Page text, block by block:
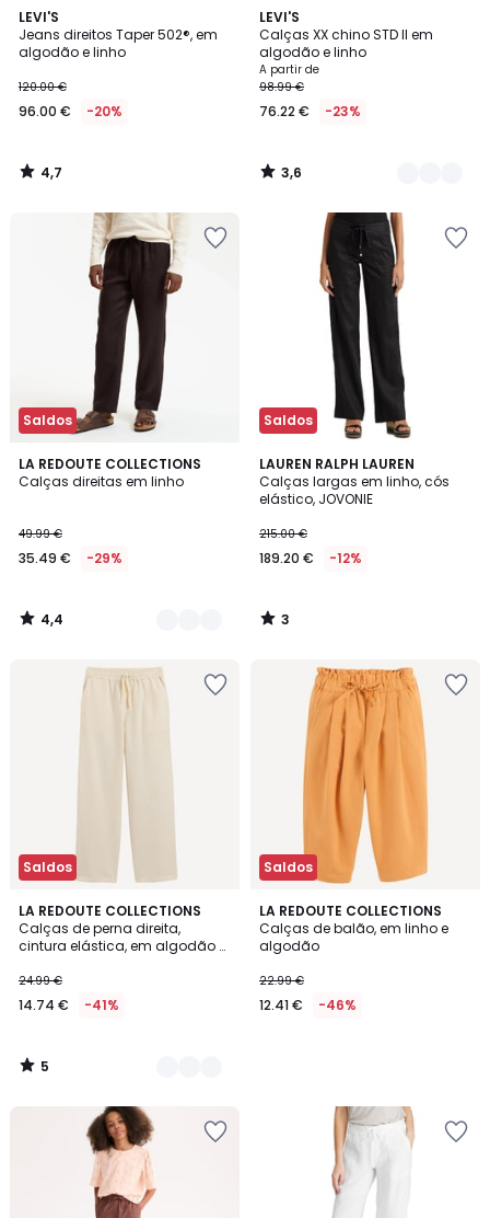
LEVI'S
Jeans direitos Taper 502®, em
algodão e linho
120.00 €
96.00 € -20%
4,7
/ 5
4,7
/
LEVI'S
Calças XX chino STD II em
algodão e linho
A partir de
98.99 €
76.22 € -23%
3,6
/ 5
3
Cores
3,6
/
Saldos
LA REDOUTE COLLECTIONS
Calças direitas em linho
49.99 €
35.49 € -29%
4,4
/ 5
2
Cores
4,4
/
Saldos
LAUREN RALPH LAUREN
Calças largas em linho, cós
elástico, JOVONIE
215.00 €
189.20 € -12%
3
/
5
3
/
Saldos
LA REDOUTE COLLECTIONS
Calças de perna direita,
cintura elástica, em algodão e
24.99 €
14.74 € -41%
5
/
5
3
Cores
5
/
Saldos
LA REDOUTE COLLECTIONS
Calças de balão, em linho e
algodão
22.99 €
12.41 € -46%